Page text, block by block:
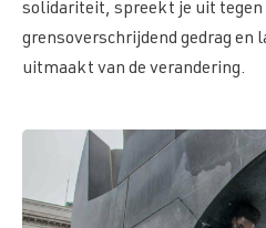
solidariteit, spreekt je uit
grensoverschrijdend gedrag en
uitmaakt van de verandering.